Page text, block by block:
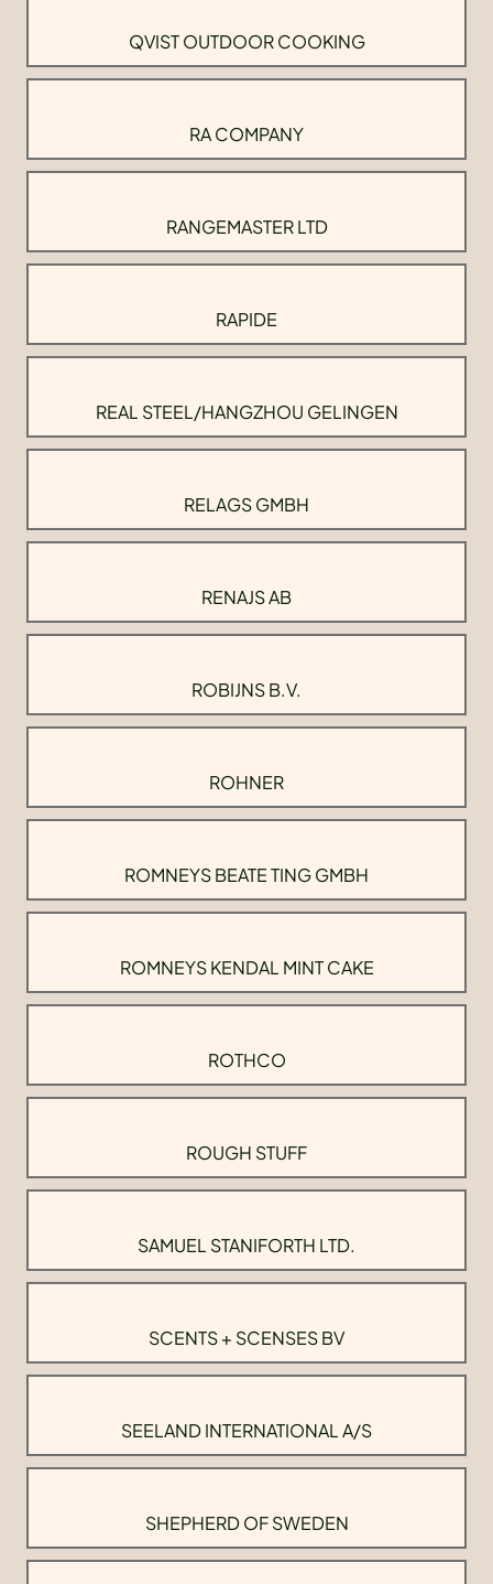
QVIST OUTDOOR COOKING
RA COMPANY
RANGEMASTER LTD
RAPIDE
REAL STEEL/HANGZHOU GELINGEN
RELAGS GMBH
RENAJS AB
ROBIJNS B.V.
ROHNER
ROMNEYS BEATE TING GMBH
ROMNEYS KENDAL MINT CAKE
ROTHCO
ROUGH STUFF
SAMUEL STANIFORTH LTD.
SCENTS + SCENSES BV
SEELAND INTERNATIONAL A/S
SHEPHERD OF SWEDEN